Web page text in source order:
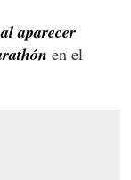
al aparecer
en el